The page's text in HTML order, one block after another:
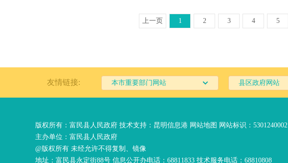
上一页 1 2 3 4 5
友情链接: 本市重要部门网站 县区政府网站
版权所有：富民县人民政府 技术支持： 昆明信息港 网站地图 网站标识：5301240002
主办单位：富民县人民政府
@版权所有 未经允许不得复制、镜像
地址：富民县永定街88号 信息公开办电话：68811833 技术服务电话：68810808